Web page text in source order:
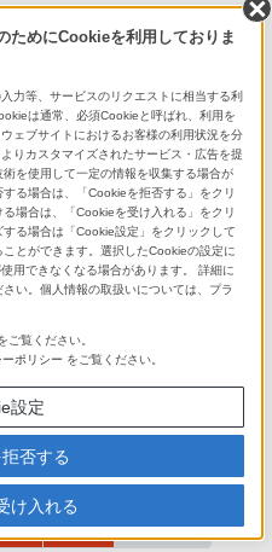
381
273
53
18
25
4.5
3.8
ためにCookieを利用しておりま
力等、サービスのリクエストに相当する利
は通常、必須Cookieと呼ばれ、利用を
ェブサイトにおけるお客様の利用状況を分
りカスタマイズされたサービス・広告を提
を使用して一定の情報を収集する場合が
る場合は、「Cookieを拒否する」をクリ
場合は、「Cookieを受け入れる」をクリ
る場合は「Cookie設定」をクリックして
とができます。選択したCookieの設定に
用できなくなる場合があります。 詳細に
い。個人情報の取扱いについては、プラ
ご覧ください。
ポリシー をご覧ください。
設定
否する
け入れる